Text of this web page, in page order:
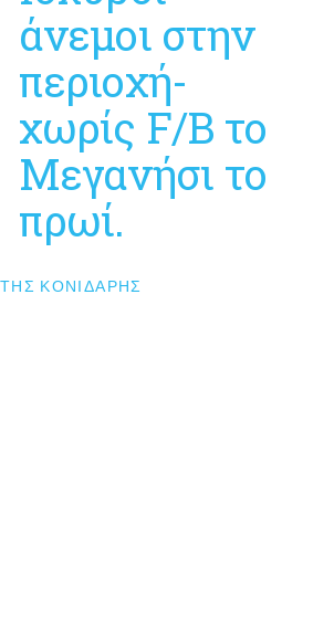
άνεμοι στην
περιοχή-
χωρίς F/B το
Μεγανήσι το
πρωί.
ΚΟΝΙΔΆΡΗΣ